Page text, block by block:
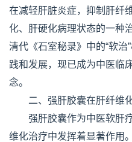
在减轻肝脏炎症，抑制肝纤
化、肝硬化病理状态的一种
清代《石室秘录》中的“软治
践和发展，现已成为中医临
念。
二、强肝胶囊在肝纤维
强肝胶囊作为中医软肝
维化治疗中发挥着显著作用